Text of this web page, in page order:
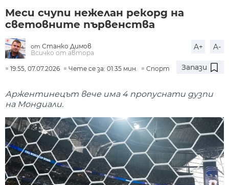
Меси счупи нежелан рекорд на
световните първенства
от Станко Димов
Всичко от автора
A+ A-
19:55, 07.07.2026 Чете се за: 01:35 мин. Спорт Запази
Аржентинецът вече има 4 пропуснати дузпи
на Мондиали.